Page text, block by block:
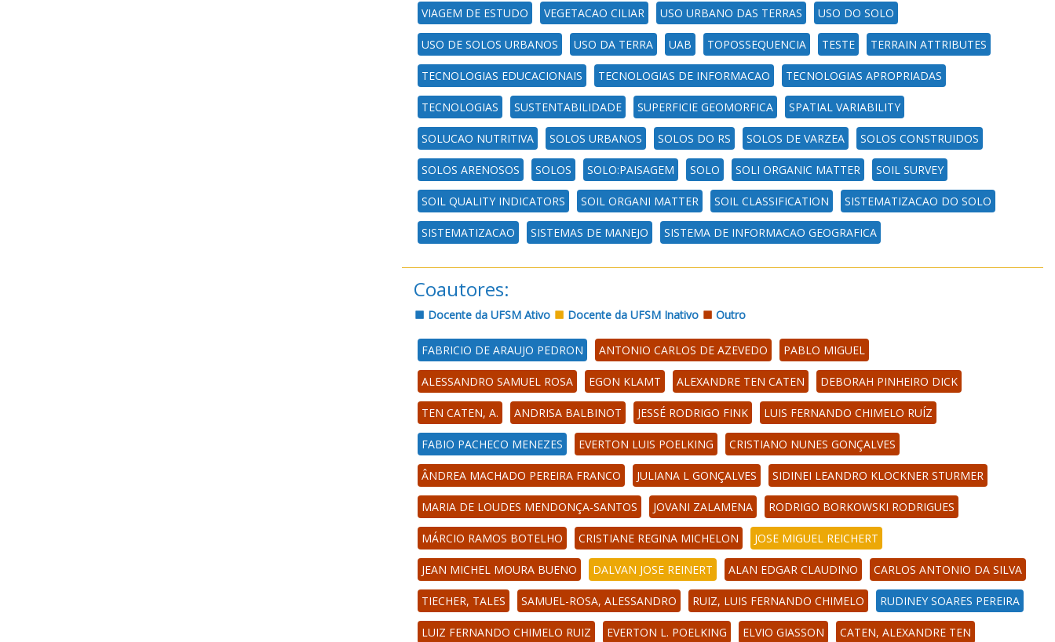
VIAGEM DE ESTUDO VEGETACAO CILIAR USO URBANO DAS TERRAS USO DO SOLO
USO DE SOLOS URBANOS USO DA TERRA UAB TOPOSSEQUENCIA TESTE TERRAIN ATTRIBUTES
TECNOLOGIAS EDUCACIONAIS TECNOLOGIAS DE INFORMACAO TECNOLOGIAS APROPRIADAS
TECNOLOGIAS SUSTENTABILIDADE SUPERFICIE GEOMORFICA SPATIAL VARIABILITY
SOLUCAO NUTRITIVA SOLOS URBANOS SOLOS DO RS SOLOS DE VARZEA SOLOS CONSTRUIDOS
SOLOS ARENOSOS SOLOS SOLO:PAISAGEM SOLO SOLI ORGANIC MATTER SOIL SURVEY
SOIL QUALITY INDICATORS SOIL ORGANI MATTER SOIL CLASSIFICATION SISTEMATIZACAO DO SOLO
SISTEMATIZACAO SISTEMAS DE MANEJO SISTEMA DE INFORMACAO GEOGRAFICA
Coautores:
Docente da UFSM Ativo Docente da UFSM Inativo Outro
FABRICIO DE ARAUJO PEDRON ANTONIO CARLOS DE AZEVEDO PABLO MIGUEL
ALESSANDRO SAMUEL ROSA EGON KLAMT ALEXANDRE TEN CATEN DEBORAH PINHEIRO DICK
TEN CATEN, A. ANDRISA BALBINOT JESSÉ RODRIGO FINK LUIS FERNANDO CHIMELO RUÍZ
FABIO PACHECO MENEZES EVERTON LUIS POELKING CRISTIANO NUNES GONÇALVES
ÂNDREA MACHADO PEREIRA FRANCO JULIANA L GONÇALVES SIDINEI LEANDRO KLOCKNER STURMER
MARIA DE LOUDES MENDONÇA-SANTOS JOVANI ZALAMENA RODRIGO BORKOWSKI RODRIGUES
MÁRCIO RAMOS BOTELHO CRISTIANE REGINA MICHELON JOSE MIGUEL REICHERT
JEAN MICHEL MOURA BUENO DALVAN JOSE REINERT ALAN EDGAR CLAUDINO CARLOS ANTONIO DA SILVA
TIECHER, TALES SAMUEL-ROSA, ALESSANDRO RUIZ, LUIS FERNANDO CHIMELO RUDINEY SOARES PEREIRA
LUIZ FERNANDO CHIMELO RUIZ EVERTON L. POELKING ELVIO GIASSON CATEN, ALEXANDRE TEN